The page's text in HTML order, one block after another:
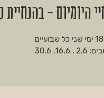
היומיום - בהנחיית
30.6